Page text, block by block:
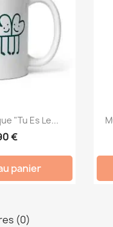
"Tu Es Le...
€
panier
(0)